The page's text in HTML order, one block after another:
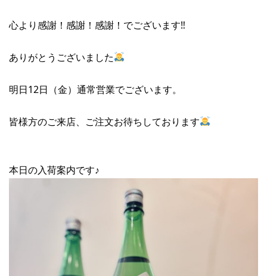
心より感謝！感謝！感謝！でございます‼︎
ありがとうございました
明日12日（金）通常営業でございます。
皆様方のご来店、ご注文お待ちしております
本日の入荷案内です♪